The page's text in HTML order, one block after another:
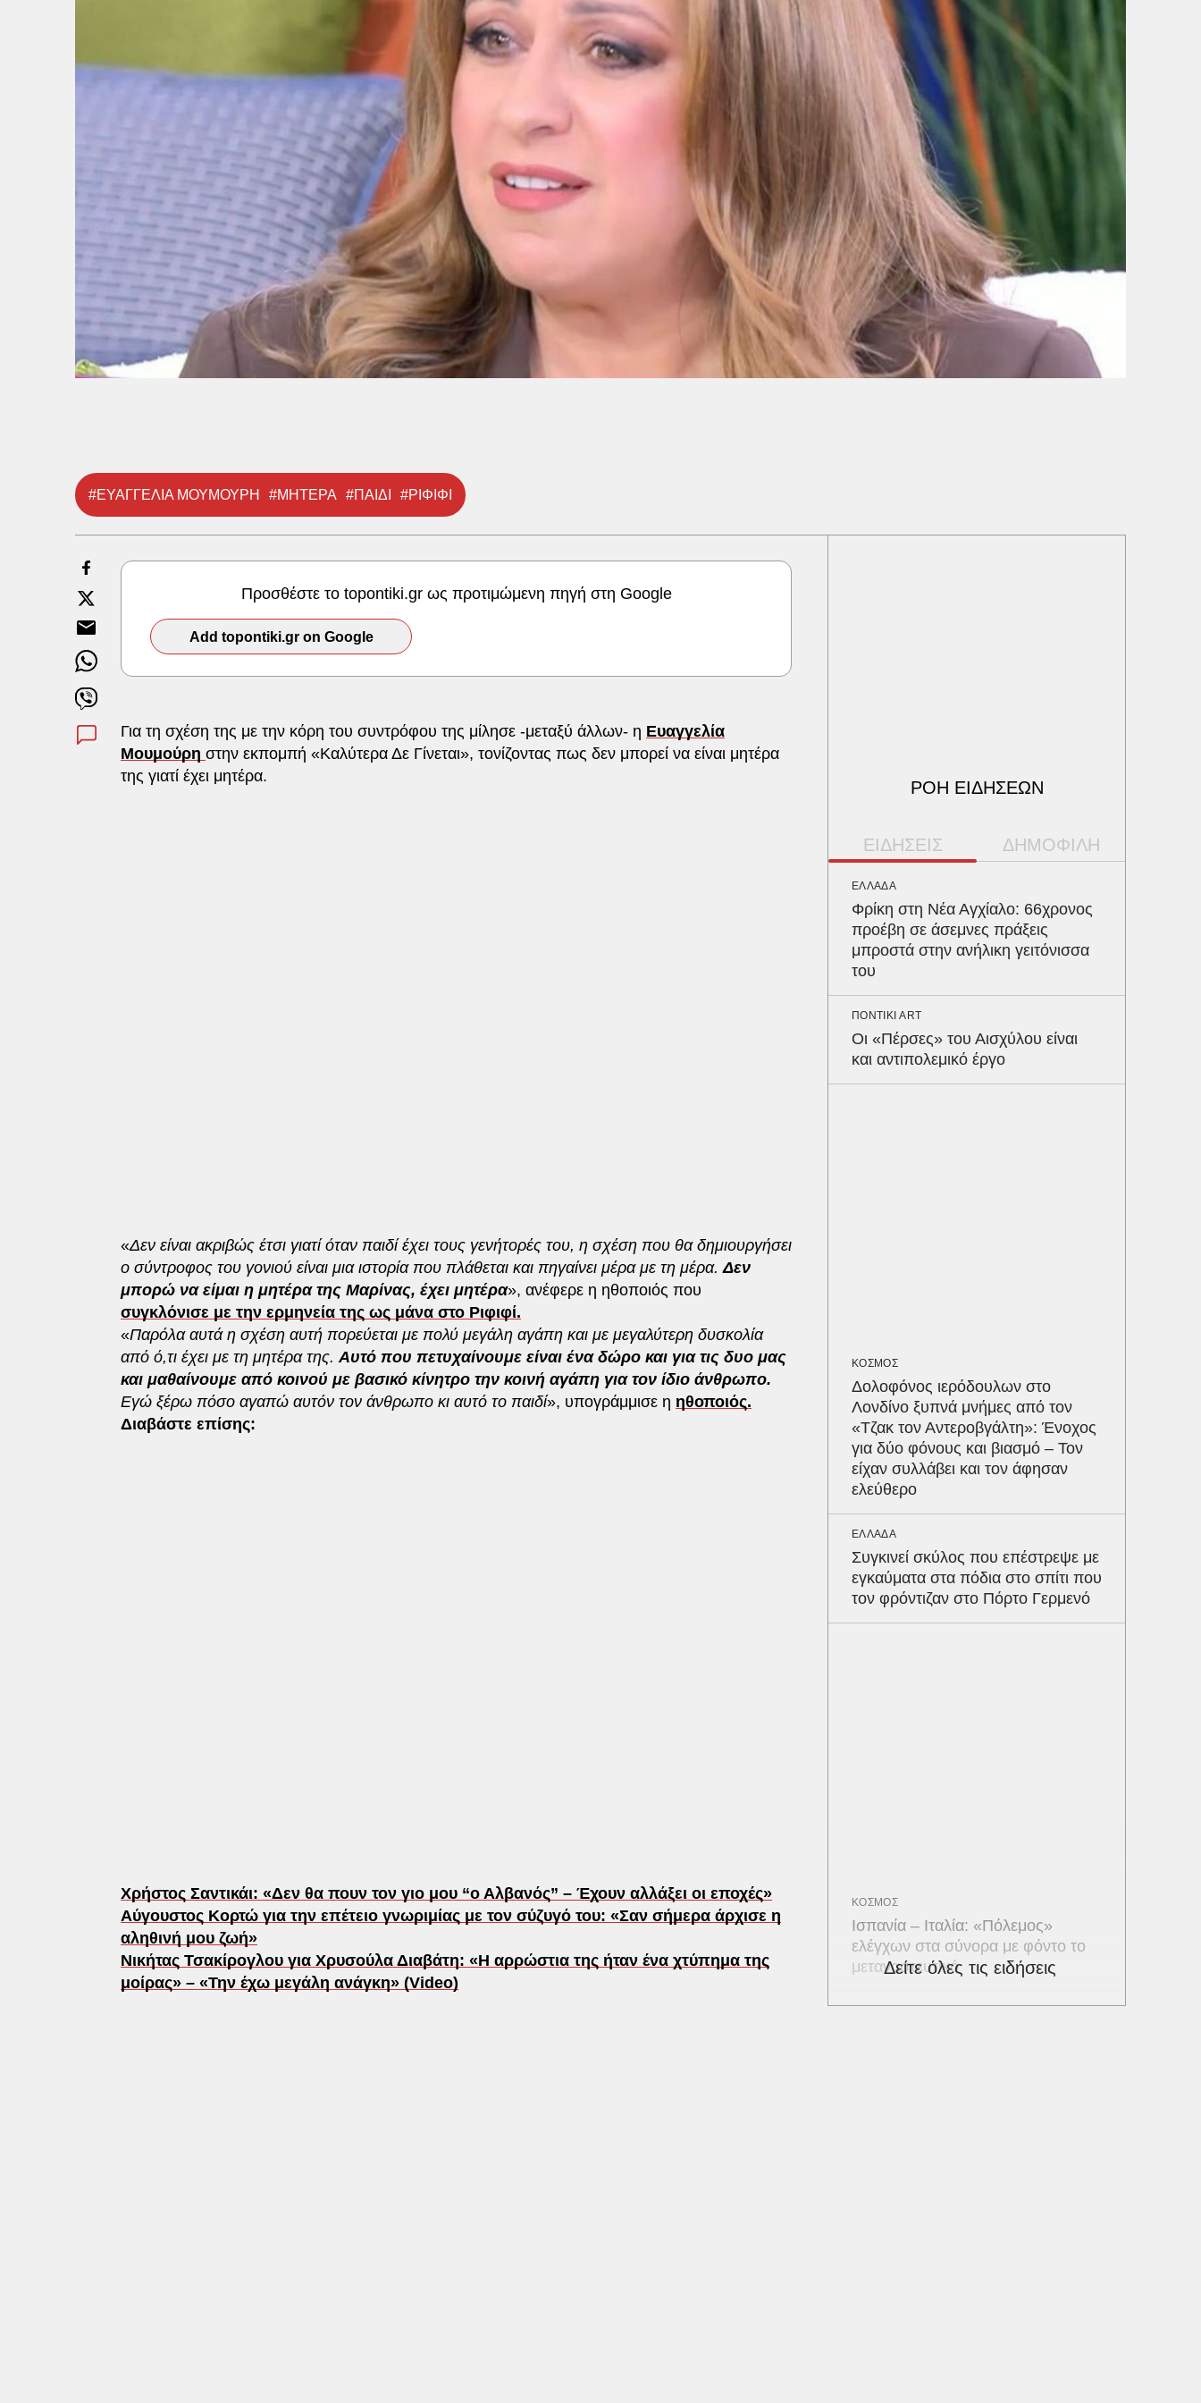
#ΕΥΑΓΓΕΛΙΑ ΜΟΥΜΟΥΡΗ #ΜΗΤΕΡΑ #ΠΑΙΔΙ #ΡΙΦΙΦΙ
Προσθέστε το topontiki.gr ως προτιμώμενη πηγή στη Google
Add topontiki.gr on Google
Για τη σχέση της με την κόρη του συντρόφου της μίλησε -μεταξύ άλλων- η Ευαγγελία
Μουμούρη στην εκπομπή «Καλύτερα Δε Γίνεται», τονίζοντας πως δεν μπορεί να είναι μητέρα
της γιατί έχει μητέρα.
«Δεν είναι ακριβώς έτσι γιατί όταν παιδί έχει τους γενήτορές του, η σχέση που θα δημιουργήσει
ο σύντροφος του γονιού είναι μια ιστορία που πλάθεται και πηγαίνει μέρα με τη μέρα.Δεν
μπορώ να είμαι η μητέρα της Μαρίνας, έχει μητέρα», ανέφερε η ηθοποιός που
συγκλόνισε με την ερμηνεία της ως μάνα στο Ριφιφί.
«Παρόλα αυτά η σχέση αυτή πορεύεται με πολύ μεγάλη αγάπη και με μεγαλύτερη δυσκολία
από ό,τι έχει με τη μητέρα της. Αυτό που πετυχαίνουμε είναι ένα δώρο και για τις δυο μας
και μαθαίνουμε από κοινού με βασικό κίνητρο την κοινή αγάπη για τον ίδιο άνθρωπο.
Εγώ ξέρω πόσο αγαπώ αυτόν τον άνθρωπο κι αυτό το παιδί», υπογράμμισε η ηθοποιός.
Διαβάστε επίσης:
Χρήστος Σαντικάι: «Δεν θα πουν τον γιο μου “ο Αλβανός” – Έχουν αλλάξει οι εποχές»
Αύγουστος Κορτώ για την επέτειο γνωριμίας με τον σύζυγό του: «Σαν σήμερα άρχισε η
αληθινή μου ζωή»
Νικήτας Τσακίρογλου για Χρυσούλα Διαβάτη: «Η αρρώστια της ήταν ένα χτύπημα της
μοίρας» – «Την έχω μεγάλη ανάγκη» (Video)
ΡΟΗ ΕΙΔΗΣΕΩΝ
ΕΙΔΗΣΕΙΣ ΔΗΜΟΦΙΛΗ
ΕΛΛΑΔΑ
Φρίκη στη Νέα Αγχίαλο: 66χρονος
προέβη σε άσεμνες πράξεις
μπροστά στην ανήλικη γειτόνισσα
του
ΠΟΝΤΙΚΙ ART
Οι «Πέρσες» του Αισχύλου είναι
και αντιπολεμικό έργο
ΚΟΣΜΟΣ
Δολοφόνος ιερόδουλων στο
Λονδίνο ξυπνά μνήμες από τον
«Τζακ τον Αντεροβγάλτη»: Ένοχος
για δύο φόνους και βιασμό – Τον
είχαν συλλάβει και τον άφησαν
ελεύθερο
ΕΛΛΑΔΑ
Συγκινεί σκύλος που επέστρεψε με
εγκαύματα στα πόδια στο σπίτι που
τον φρόντιζαν στο Πόρτο Γερμενό
ΚΟΣΜΟΣ
Ισπανία – Ιταλία: «Πόλεμος»
ελέγχων στα σύνορα με φόντο το
μεταναστευτικό
Δείτε όλες τις ειδήσεις